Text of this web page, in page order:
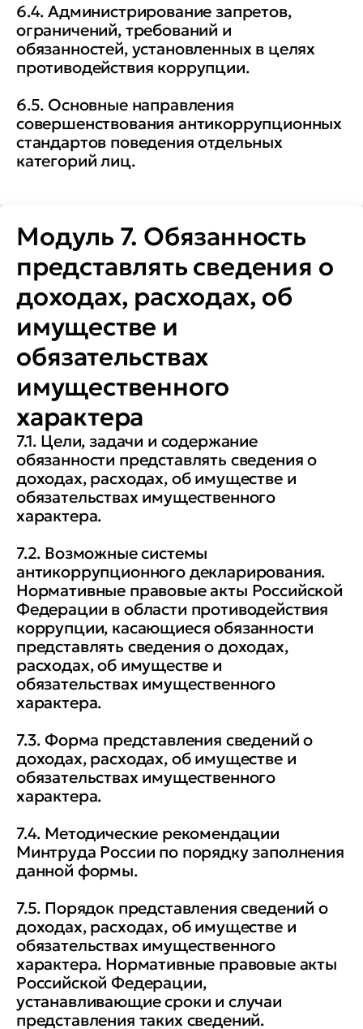
6.4. Администрирование запретов,
ограничений, требований и
обязанностей, установленных в целях
противодействия коррупции.
6.5. Основные направления
совершенствования антикоррупционных
стандартов поведения отдельных
категорий лиц.
Модуль 7. Обязанность
представлять сведения о
доходах, расходах, об
имуществе и
обязательствах
имущественного
характера
7.1. Цели, задачи и содержание
обязанности представлять сведения о
доходах, расходах, об имуществе и
обязательствах имущественного
характера.
7.2. Возможные системы
антикоррупционного декларирования.
Нормативные правовые акты Российской
Федерации в области противодействия
коррупции, касающиеся обязанности
представлять сведения о доходах,
расходах, об имуществе и
обязательствах имущественного
характера.
7.3. Форма представления сведений о
доходах, расходах, об имуществе и
обязательствах имущественного
характера.
7.4. Методические рекомендации
Минтруда России по порядку заполнения
данной формы.
7.5. Порядок представления сведений о
доходах, расходах, об имуществе и
обязательствах имущественного
характера. Нормативные правовые акты
Российской Федерации,
устанавливающие сроки и случаи
представления таких сведений.